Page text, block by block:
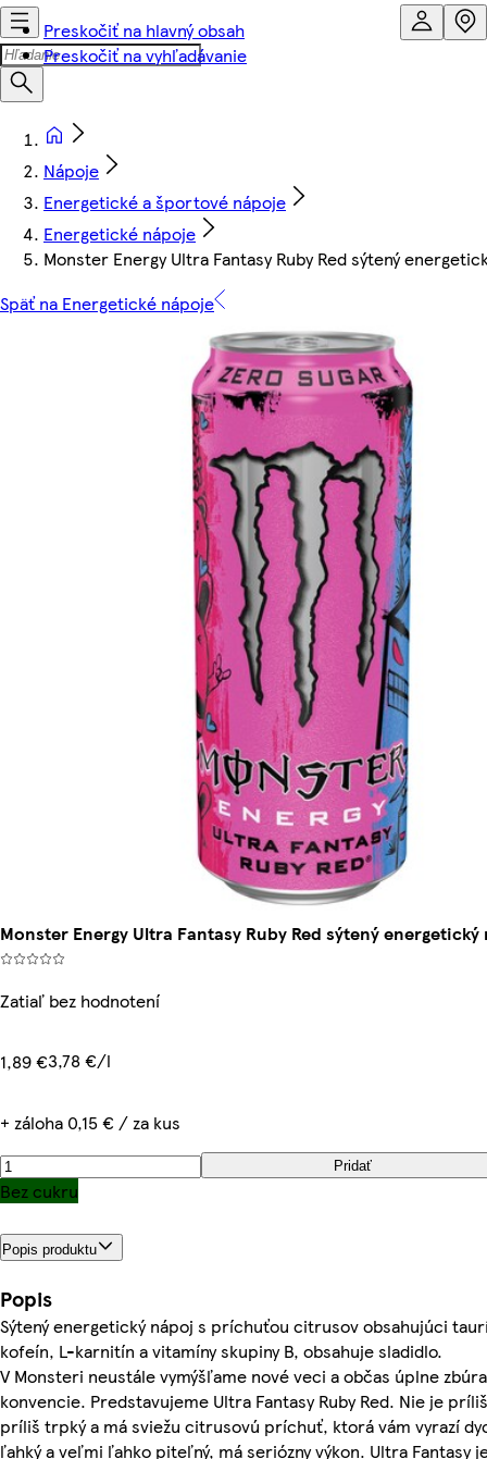
Preskočiť na hlavný obsah
Preskočiť na vyhľadávanie
Nápoje
Energetické a športové nápoje
Energetické nápoje
Monster Energy Ultra Fantasy Ruby Red sýtený
Späť na Energetické nápoje
Monster Energy Ultra Fantasy Ruby Red sýtený
Zatiaľ bez hodnotení
1,89 €3,78 €/l
+ záloha 0,15 € / za kus
Pridať
Bez cukru
Popis produktu
Popis
Sýtený energetický nápoj s príchuťou citrusov obsahujúci
kofeín, L-karnitín a vitamíny skupiny B, obsahuje sladidlo.
V Monsteri neustále vymýšľame nové veci a občas úplne
konvencie. Predstavujeme Ultra Fantasy Ruby Red. Nie je
príliš trpký a má sviežu citrusovú príchuť, ktorá vám vyrazí
ľahký a veľmi ľahko piteľný, má seriózny výkon. Ultra Fantasy